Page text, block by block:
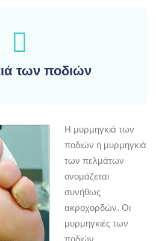
των ποδιών
Η μυρμηγκιά των
ποδιών ή μυρμηγκιά
των πελμάτων
ονομάζεται
συνήθως
ακροχορδών. Οι
μυρμηγκιές των
ποδιών